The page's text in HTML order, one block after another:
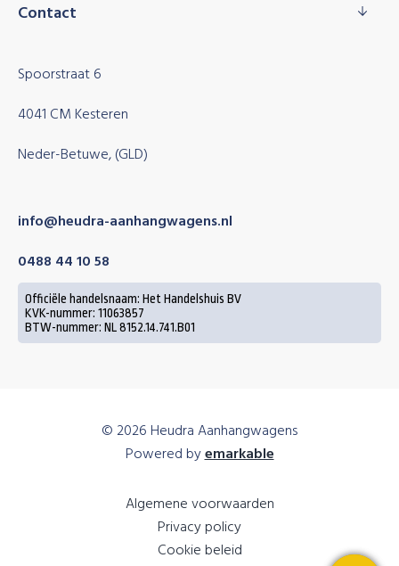
Contact
Spoorstraat 6
4041 CM Kesteren
Neder-Betuwe, (GLD)
info@heudra-aanhangwagens.nl
0488 44 10 58
Officiële handelsnaam: Het Handelshuis BV
KVK-nummer: 11063857
BTW-nummer: NL 8152.14.741.B01
© 2026 Heudra Aanhangwagens
Powered byemarkable
Algemene voorwaarden
Privacy policy
Cookie beleid